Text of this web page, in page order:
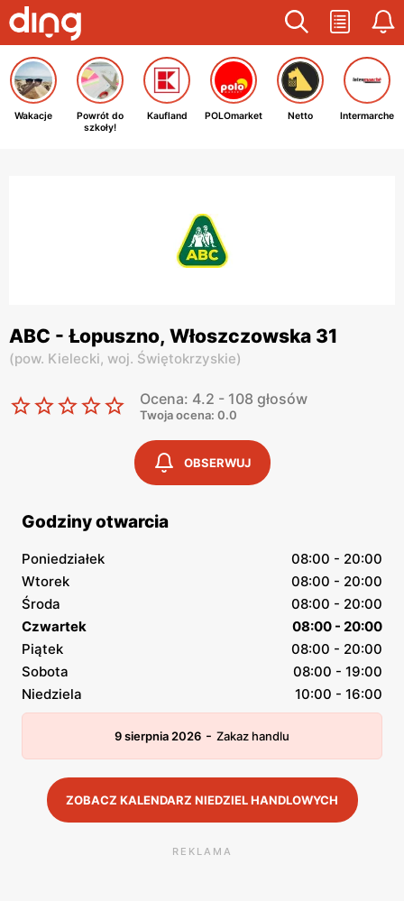
Wakacje
Powrót do
szkoły!
Kaufland POLOmarket Netto Intermarche
ABC - Łopuszno, Włoszczowska 31
(pow. Kielecki, woj. Świętokrzyskie)
Ocena: 4.2 - 108 głosów
Twoja ocena: 0.0
OBSERWUJ
Godziny otwarcia
Poniedziałek
08:00 - 20:00
Wtorek
08:00 - 20:00
Środa
08:00 - 20:00
Czwartek
08:00 - 20:00
Piątek
08:00 - 20:00
Sobota
08:00 - 19:00
Niedziela
10:00 - 16:00
9 sierpnia 2026 - Zakaz handlu
ZOBACZ KALENDARZ NIEDZIEL HANDLOWYCH
REKLAMA